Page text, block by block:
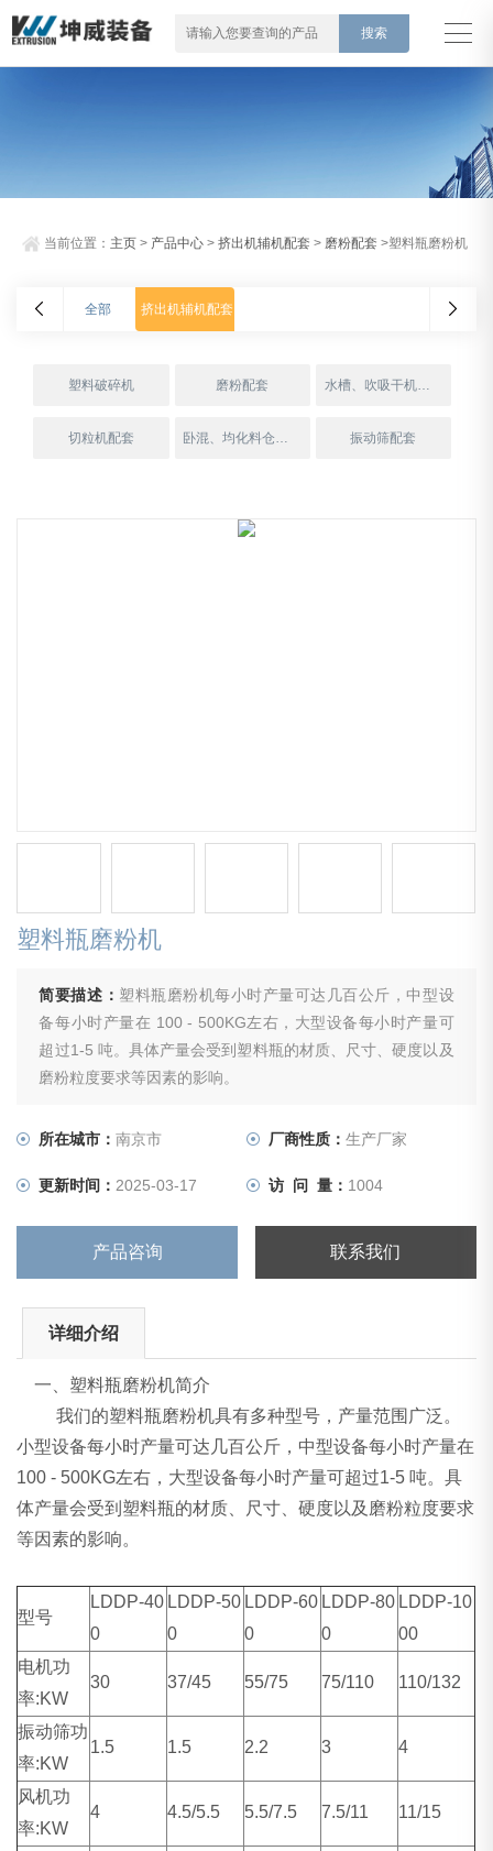
当前位置： 主页 > 产品中心 >挤出机辅机配套 > 磨粉配套 >塑料瓶磨粉机
全部 挤出机辅机配套
塑料破碎机 磨粉配套 水槽、吹吸干机配套
切粒机配套 卧混、均化料仓配套 振动筛配套
塑料瓶磨粉机
简要描述： 塑料瓶磨粉机每小时产量可达几百公斤，中型设
备每小时产量在 100 - 500KG左右，大型设备每小时产量可
超过1-5 吨。具体产量会受到塑料瓶的材质、尺寸、硬度以及
磨粉粒度要求等因素的影响。
所在城市：南京市 厂商性质： 生产厂家
更新时间：2025-03-17 访 问 量： 1004
产品咨询 联系我们
详细介绍
一、塑料瓶磨粉机简介
我们的塑料瓶磨粉机具有多种型号，产量范围广泛。
小型设备每小时产量可达几百公斤，中型设备每小时产量在
100 - 500KG左右，大型设备每小时产量可超过1-5 吨。具
体产量会受到塑料瓶的材质、尺寸、硬度以及磨粉粒度要求
等因素的影响。
型号
LDDP-40
0
LDDP-50
0
LDDP-60
0
LDDP-80
0
LDDP-10
00
电机功
率:KW
30 37/45 55/75 75/110 110/132
振动筛功
率:KW
1.5 1.5 2.2 3 4
风机功
率:KW
4 4.5/5.5 5.5/7.5 7.5/11 11/15